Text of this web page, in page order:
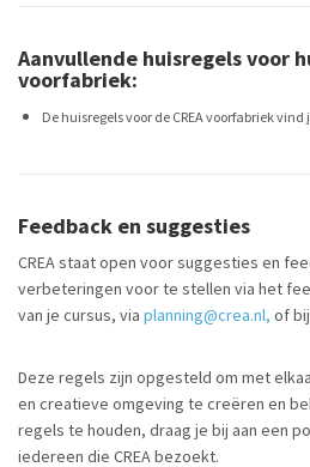
Aanvullende huisregels voor
voorfabriek:
De huisregels voor de CREA voorfabriek vind
Feedback en suggesties
CREA staat open voor suggesties en
verbeteringen voor te stellen via het
van je cursus, via planning@crea.nl, of
Deze regels zijn opgesteld om met
en creatieve omgeving te creëren en
regels te houden, draag je bij aan een
iedereen die CREA bezoekt.